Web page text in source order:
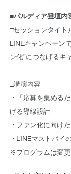
■パルディア登壇内
□セッションタイト
LINEキャンペーン
ン化”につなげるキ
□講演内容
・「応募を集める
げる導線設計
・ファン化に向け
・LINEマストバイ
※プログラムは変